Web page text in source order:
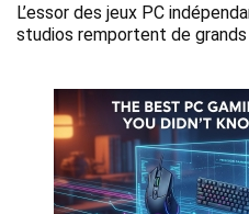
L’essor des jeux PC
studios remportent de